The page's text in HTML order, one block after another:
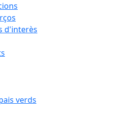
d'interès
verds